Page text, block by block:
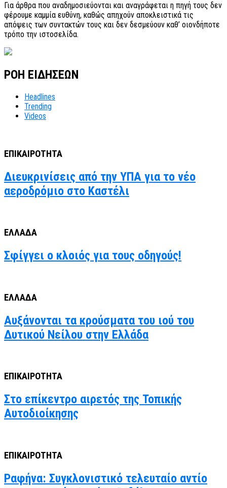
Για άρθρα που αναδημοσιεύονται και αναγράφεται η πηγή τους δεν
φέρουμε καμμία ευθύνη, καθώς απηχούν αποκλειστικά τις
απόψεις των συντακτών τους και δεν δεσμεύουν καθ’ οιονδήποτε
τρόπο την ιστοσελίδα.
ΡΟΗ ΕΙΔΗΣΕΩΝ
Headlines
Trending
Videos
ΕΠΙΚΑΙΡΟΤΗΤΑ
Διευκρινίσεις από την ΥΠΑ για το νέο
αεροδρόμιο στο Καστέλι
ΕΛΛΑΔΑ
Σφίγγει ο κλοιός για τους οδηγούς!
ΕΛΛΑΔΑ
Αυξάνονται τα κρούσματα του ιού του
Δυτικού Νείλου στην Ελλάδα
ΕΠΙΚΑΙΡΟΤΗΤΑ
Στο επίκεντρο αιρετός της Τοπικής
Αυτοδιοίκησης
ΕΠΙΚΑΙΡΟΤΗΤΑ
Ραφήνα: Συγκλονιστικό τελευταίο αντίο